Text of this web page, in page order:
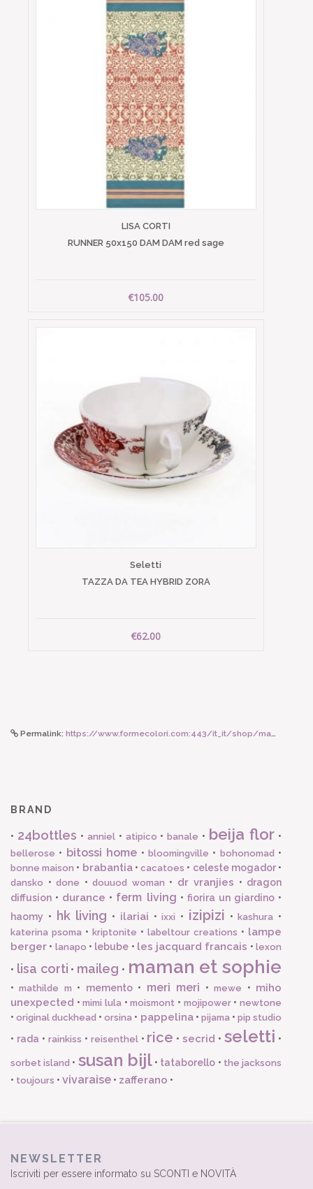
LISA CORTI
RUNNER 50x150 DAM DAM red sage
€105.00
Seletti
TAZZA DA TEA HYBRID ZORA
€62.00
Permalink: https://www.formecolori.com:443/it_it/shop/maman_et_sophie/collane_e_girocolli/maman_et_sophie_girocollo_con_cuori_pendenti/6617
BRAND
• 24bottles • anniel• atipico •banale • beija flor •
bellerose • bitossi home • bloomingville • bohonomad •
bonne maison • brabantia•cacatoes • celeste mogador•
dansko • done • douuod woman • dr vranjies • dragon
diffusion • durance • ferm living • fiorira un giardino•
haomy • hk living • ilariai •ixxi • izipizi •kashura •
katerina psoma • kriptonite • labeltour creations • lampe
berger • lanapo • lebube • les jacquard francais •lexon
• lisa corti • maileg • maman et sophie
•mathilde m • memento• meri meri •mewe • miho
unexpected •mimi lula •moismont • mojipower•newtone
•original duckhead •orsina • pappelina• pijama • pip studio
• rada • rainkiss • reisenthel• rice •secrid •seletti •
sorbet island • susan bijl• tataborello • the jacksons
• toujours • vivaraise • zafferano •
NEWSLETTER
Iscriviti per essere informato su SCONTI e NOVITÀ